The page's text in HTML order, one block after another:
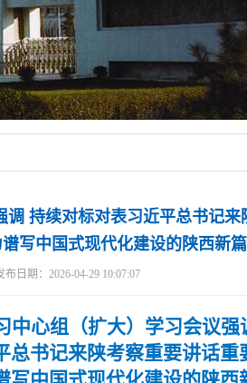
持续对标对表习近平总书记
写中国式现代化建设的陕西新
布日期：2026-04-29 10:07:07
中心组（扩大）学习会议强
总书记来陕考察重要讲话重